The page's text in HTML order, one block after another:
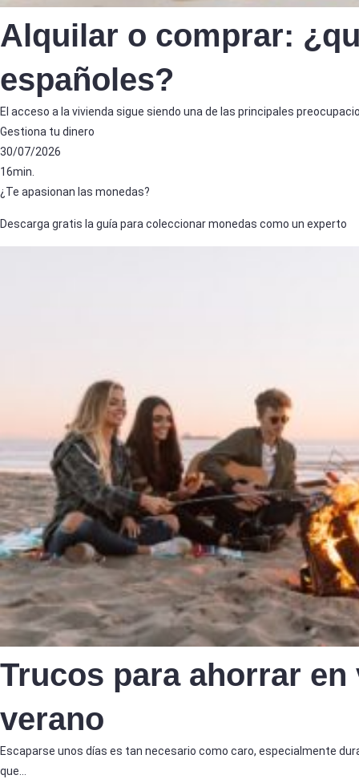
Alquilar o comprar:
españoles?
El acceso a la vivienda sigue siendo una de las principales
Gestiona tu dinero
30/07/2026
16min.
¿Te apasionan las monedas?
Descarga gratis la guía para coleccionar monedas como un experto
Trucos para ahorrar en
verano
Escaparse unos días es tan necesario como caro, especialmente
que…